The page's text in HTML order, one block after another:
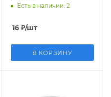
Есть в наличии: 2
16₽/шт
В КОРЗИНУ